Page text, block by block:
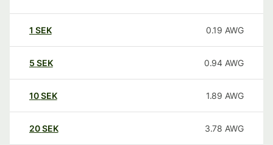
1 SEK 0.19 AWG
5 SEK 0.94 AWG
10SEK 1.89 AWG
20SEK 3.78 AWG